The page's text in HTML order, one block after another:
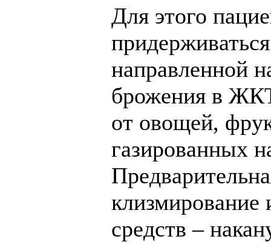
Для этого
направленной
брожения в
от овощей,
газированных
клизмирование
средств –